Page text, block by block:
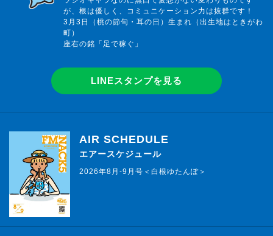
が、根は優しく、コミュニケーション力は抜群です！
3月3日（桃の節句・耳の日）生まれ（出生地はときがわ
町）
座右の銘「足で稼ぐ」
LINEスタンプを見る
AIR SCHEDULE
エアースケジュール
2026年8月-9月号＜白根ゆたんぽ＞